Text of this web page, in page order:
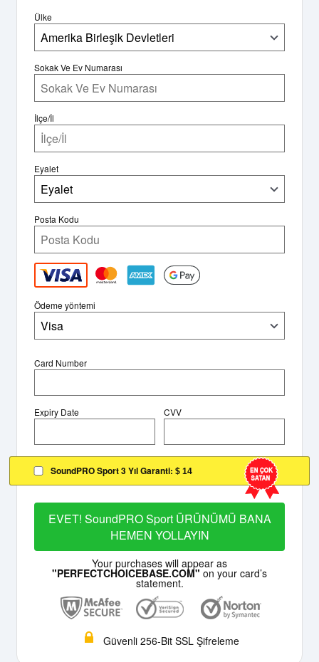
Amerika Birleşik Devletleri
Ülke
Sokak Ve Ev Numarası
İlçe/İl
Eyalet
Eyalet
Posta Kodu
Ödeme yöntemi
Visa
Card Number
Expiry Date CVV
SoundPRO Sport 3 Yıl Garanti: $ 14
EVET! SoundPRO Sport ÜRÜNÜMÜ BANA
HEMEN YOLLAYIN
Your purchases will appear as
"PERFECTCHOICEBASE.COM" on your card’s
statement.
Güvenli 256-Bit SSL Şifreleme